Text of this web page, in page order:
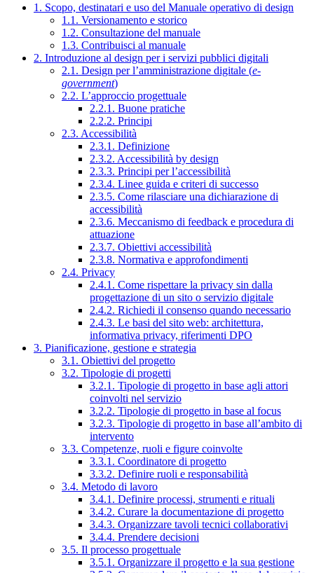
1. Scopo, destinatari e uso del Manuale operativo di design
1.1. Versionamento e storico
1.2. Consultazione del manuale
1.3. Contribuisci al manuale
2. Introduzione al design per i servizi pubblici digitali
2.1. Design per l’amministrazione digitale (e-
government)
2.2. L’approccio progettuale
2.2.1. Buone pratiche
2.2.2. Principi
2.3. Accessibilità
2.3.1. Definizione
2.3.2. Accessibilità by design
2.3.3. Principi per l’accessibilità
2.3.4. Linee guida e criteri di successo
2.3.5. Come rilasciare una dichiarazione di
accessibilità
2.3.6. Meccanismo di feedback e procedura di
attuazione
2.3.7. Obiettivi accessibilità
2.3.8. Normativa e approfondimenti
2.4. Privacy
2.4.1. Come rispettare la privacy sin dalla
progettazione di un sito o servizio digitale
2.4.2. Richiedi il consenso quando necessario
2.4.3. Le basi del sito web: architettura,
informativa privacy, riferimenti DPO
3. Pianificazione, gestione e strategia
3.1. Obiettivi del progetto
3.2. Tipologie di progetti
3.2.1. Tipologie di progetto in base agli attori
coinvolti nel servizio
3.2.2. Tipologie di progetto in base al focus
3.2.3. Tipologie di progetto in base all’ambito di
intervento
3.3. Competenze, ruoli e figure coinvolte
3.3.1. Coordinatore di progetto
3.3.2. Definire ruoli e responsabilità
3.4. Metodo di lavoro
3.4.1. Definire processi, strumenti e rituali
3.4.2. Curare la documentazione di progetto
3.4.3. Organizzare tavoli tecnici collaborativi
3.4.4. Prendere decisioni
3.5. Il processo progettuale
3.5.1. Organizzare il progetto e la sua gestione